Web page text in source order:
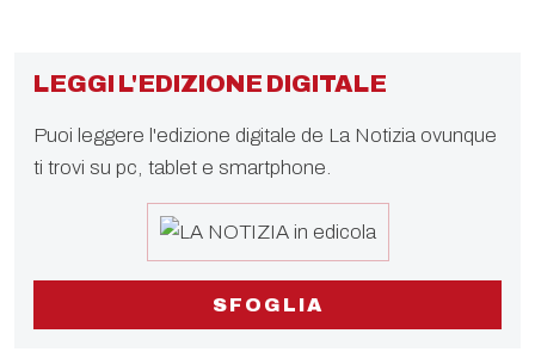
LEGGI L'EDIZIONE DIGITALE
Puoi leggere l'edizione digitale de La Notizia ovunque
ti trovi su pc, tablet e smartphone.
SFOGLIA